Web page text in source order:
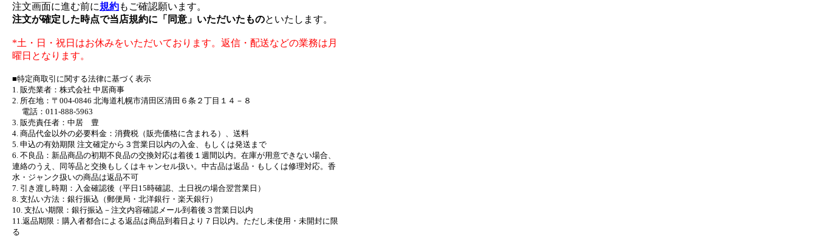
注文画面に進む前に規約もご確認願います。
注文が確定した時点で当店規約に「同意」いただいたものといたします。
*土・日・祝日はお休みをいただいております。返信・配送などの業務は月
曜日となります。
■特定商取引に関する法律に基づく表示
1. 販売業者：株式会社 中居商事
2. 所在地：〒004-0846 北海道札幌市清田区清田６条２丁目１４－８
電話：011-888-5963
3. 販売責任者：中居 豊
4. 商品代金以外の必要料金：消費税（販売価格に含まれる）、送料
5. 申込の有効期限 注文確定から３営業日以内の入金、もしくは発送まで
6. 不良品：新品商品の初期不良品の交換対応は着後１週間以内。在庫が用意できない場合、
連絡のうえ、同等品と交換もしくはキャンセル扱い。中古品は返品・もしくは修理対応。香
水・ジャンク扱いの商品は返品不可
7. 引き渡し時期：入金確認後（平日15時確認、土日祝の場合翌営業日）
8. 支払い方法：銀行振込（郵便局・北洋銀行・楽天銀行）
10. 支払い期限：銀行振込－注文内容確認メール到着後３営業日以内
11.返品期限：購入者都合による返品は商品到着日より７日以内。ただし未使用・未開封に限
る